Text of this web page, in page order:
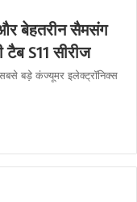
बेहतरीन सैमसंग
S11 सीरीज
बड़े कंज्‍यूमर इलेक्‍ट्रॉनिक्‍स